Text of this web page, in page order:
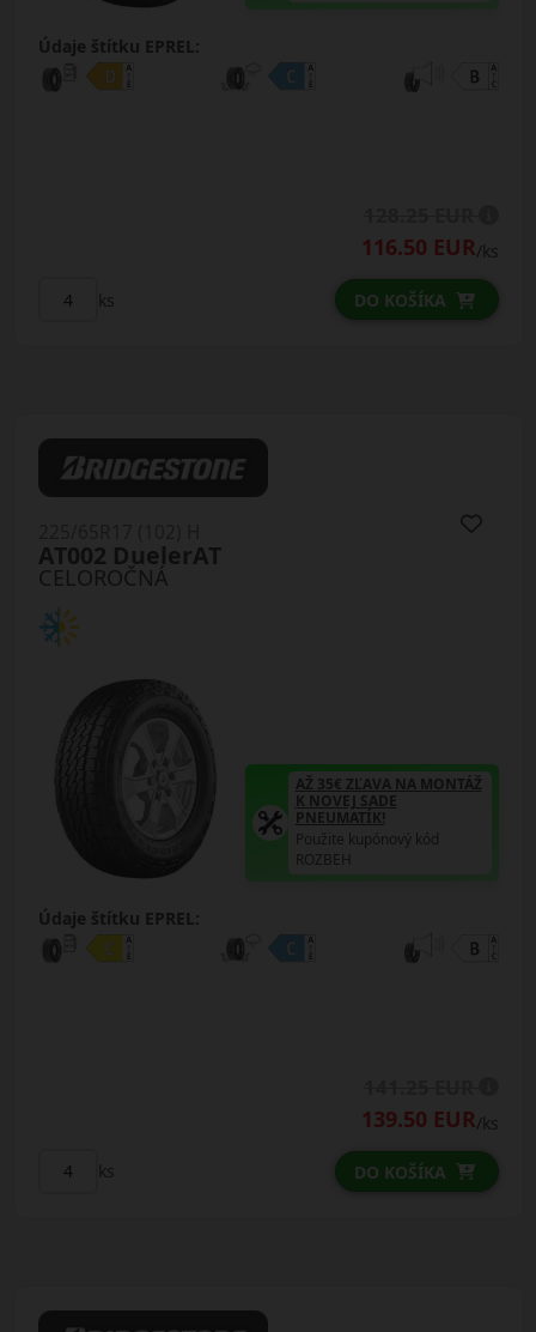
Údaje štítku EPREL:
116.50 EUR/ks
ks DO KOŠÍKA
CELOROČNÁ
AT002 DuelerAT
AŽ 35€ ZĽAVA NA MONTÁŽ
K NOVEJ SADE
PNEUMATÍK!
Použite kupónový kód
ROZBEH
Údaje štítku EPREL:
139.50 EUR/ks
ks DO KOŠÍKA